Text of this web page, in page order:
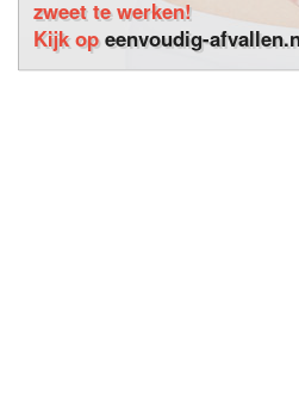
zweet te werken!
Kijk opeenvoudig-